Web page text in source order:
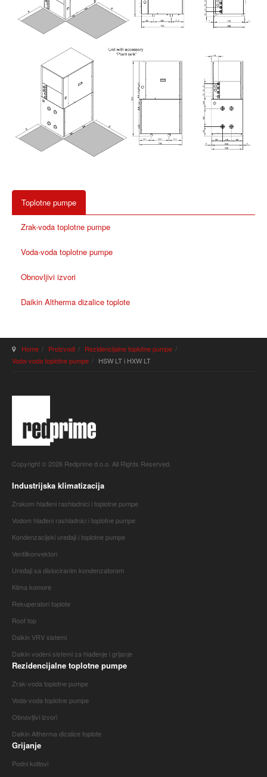
Toplotne pumpe
Zrak-voda toplotne pumpe
Voda-voda toplotne pumpe
Obnovljivi izvori
Daikin Altherma dizalice toplote
Home Proizvodi
Rezidencijalne toplotne pumpe
Voda-voda toplotne pumpe
HSW LT i HXW LT
Copyright © 2026 Redprime d.o.o. All Rights Reserved.
Industrijska klimatizacija
Zrakom hlađeni rashladnici i toplotne pumpe
Vodom hlađeni rashladnici i toplotne pumpe
Kondenzacijski uređaji i toplotne pumpe
Ventilkonvektori
Uređaji sa dislociranim kondenzatorom
Klima komore
Rekuperatori toplote
Roof top
Daikin VRV sistemi
Daikin vodeni sistemi za hlađenje i grijanje
Rezidencijalne toplotne pumpe
Zrak-voda toplotne pumpe
Voda-voda toplotne pumpe
Obnovljivi izvori
Daikin Altherma dizalice toplote
Grijanje
Podni kotlovi